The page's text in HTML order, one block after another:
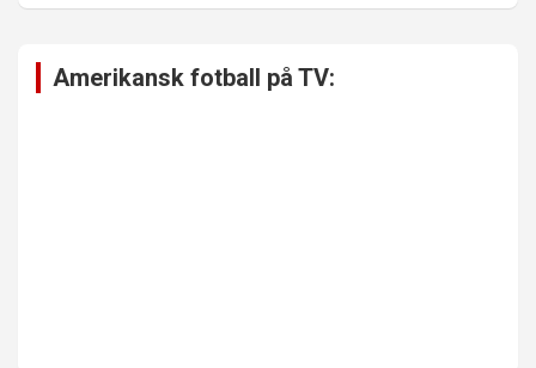
Amerikansk fotball på TV: